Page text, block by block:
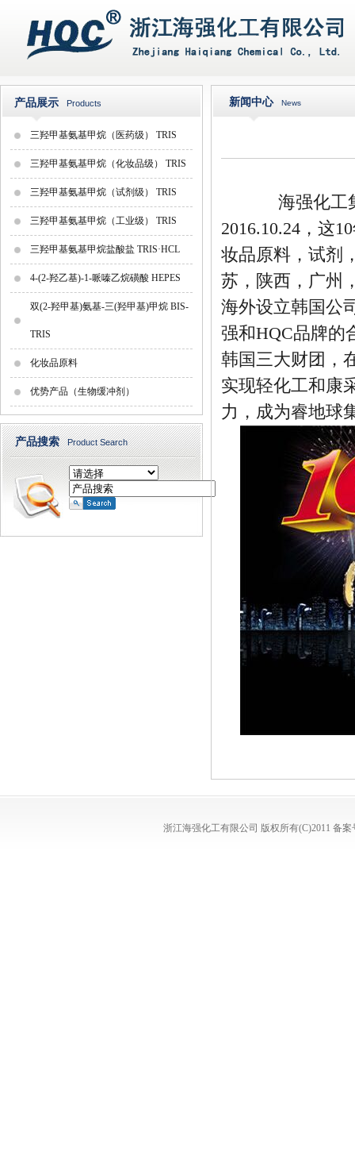
产品展示 Products
三羟甲基氨基甲烷（医药级） TRIS
三羟甲基氨基甲烷（化妆品级） TRIS
三羟甲基氨基甲烷（试剂级） TRIS
三羟甲基氨基甲烷（工业级） TRIS
三羟甲基氨基甲烷盐酸盐 TRIS·HCL
4-(2-羟乙基)-1-哌嗪乙烷磺酸 HEPES
双(2-羟甲基)氨基-三(羟甲基)甲烷 BIS-
TRIS
化妆品原料
优势产品（生物缓冲剂）
产品搜索 Product Search
新闻中心 News
海强化工集
2016.10.24，这
妆品原料，试剂
苏，陕西，广州
海外设立韩国公
强和HQC品牌的
韩国三大财团，
实现轻化工和康
力，成为睿地球
浙江海强化工有限公司 版权所有(C)2011 备案